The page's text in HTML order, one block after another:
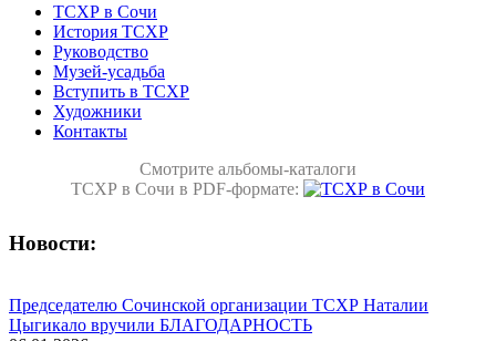
ТСХР в Сочи
История ТСХР
Руководство
Музей-усадьба
Вступить в ТСХР
Художники
Контакты
Смотрите альбомы-каталоги
ТСХР в Сочи в PDF-формате:
Новости:
Председателю Сочинской организации ТСХР Наталии
Цыгикало вручили БЛАГОДАРНОСТЬ